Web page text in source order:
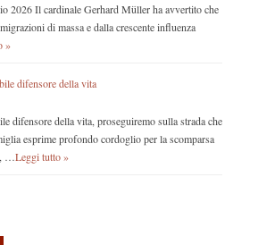
2026 Il cardinale Gerhard Müller ha avvertito che
di massa e dalla crescente influenza
»
difensore della vita
difensore della vita, proseguiremo sulla strada che
esprime profondo cordoglio per la scomparsa
… Leggi tutto »